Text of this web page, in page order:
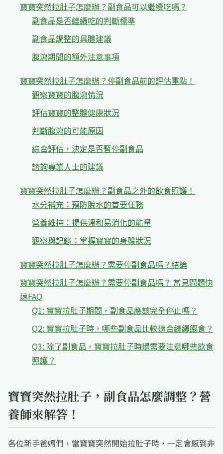
寶寶突然拉肚子怎麼辦？副食品可以繼續吃嗎？
副食品是否繼續吃的判斷標準
副食品調整的具體建議
腹瀉期間的額外注意事項
寶寶突然拉肚子怎麼辦？停副食品前的評估重點！
觀察寶寶的腹瀉情況
評估寶寶的整體健康狀況
判斷腹瀉的可能原因
綜合評估，決定是否暫停副食品
諮詢專業人士的建議
寶寶突然拉肚子怎麼辦？副食品之外的飲食照護！
水分補充：預防脫水的首要任務
營養維持：提供溫和易消化的能量
觀察與記錄：掌握寶寶的身體狀況
寶寶突然拉肚子怎麼辦？需要停副食品嗎？結論
寶寶突然拉肚子怎麼辦？需要停副食品嗎？ 常見問題快
速FAQ
Q1: 寶寶拉肚子期間，副食品應該完全停止嗎？
Q2: 寶寶拉肚子時，哪些副食品比較適合繼續餵食？
Q3: 除了副食品，寶寶拉肚子時還需要注意哪些飲食
照護？
寶寶突然拉肚子，副食品怎麼調整？營
養師來解答！
各位新手爸媽們，當寶寶突然開始拉肚子時，一定會感到非